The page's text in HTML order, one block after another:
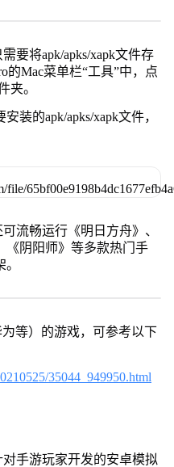
要将apk/apks/xapk文件存
的Mac菜单栏“工具”中，点
夹。
装的apk/apks/xapk文件，
流畅运行《明日方舟》、
《阴阳师》等多款热门手
等）的游戏，可参考以下
35044_949950.html
手游玩家开发的安卓模拟